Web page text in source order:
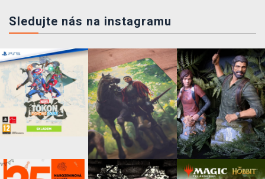
Sledujte nás na instagramu